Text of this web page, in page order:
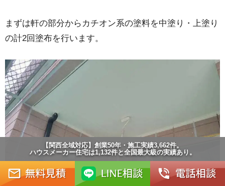
まずは軒の部分からカチオン系の塗料を中塗り・上塗り
の計2回塗布を行います。
【関西全域対応】創業50年・施工実績3,662件。
ハウスメーカー住宅は1,132件と全国最大級の実績あり。